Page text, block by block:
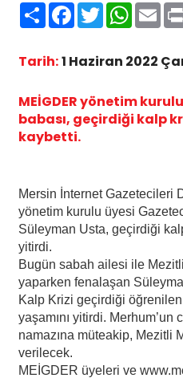
PaylaşFacebook
Twitter
Tarih:1 Haziran 2022
MEİGDER yönetim
babası, geçirdiği kalp
kaybetti.
Mersin İnternet Gazetecileri
yönetim kurulu üyesi
Süleyman Usta, geçirdiği
yitirdi.
Bugün sabah ailesi ile
yaparken fenalaşan
Kalp Krizi geçirdiği
yaşamını yitirdi. Merhum’un
namazına müteakip, Mezitli
verilecek.
MEİGDER üyeleri ve